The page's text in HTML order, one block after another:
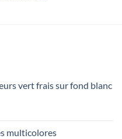
vert frais sur fond blanc
multicolores